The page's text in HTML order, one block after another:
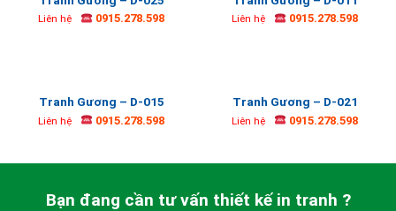
Liên hệ 0915.278.598 Liên hệ 0915.278.598
Tranh Gương – D-015
Liên hệ 0915.278.598
Tranh Gương – D-021
Liên hệ 0915.278.598
Bạn đang cần tư vấn thiết kế in tranh ?